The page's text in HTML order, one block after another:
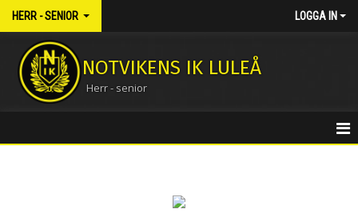
HERR - SENIOR LOGGA IN
NOTVIKENS IK LULEÅ
Herr - senior